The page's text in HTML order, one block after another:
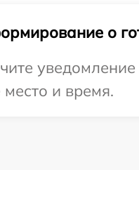
о
и время.